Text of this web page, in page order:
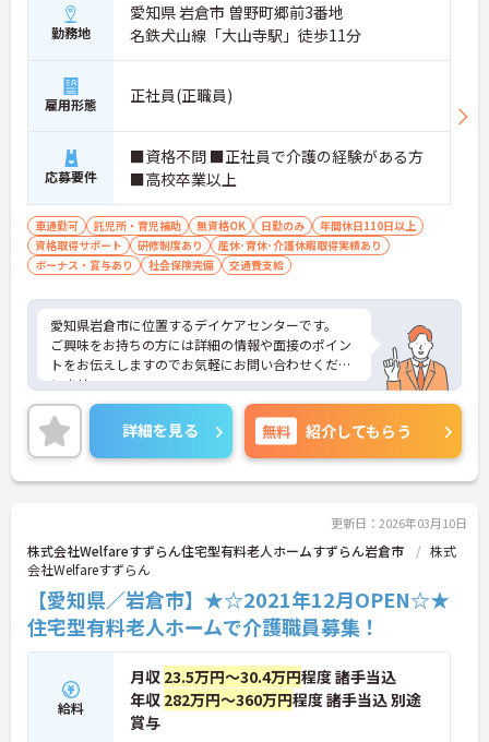
勤務地
愛知県 岩倉市 曽野町郷前3番地
名鉄犬山線「大山寺駅」徒歩11分
雇用形態 正社員(正職員)
応募要件
■資格不問 ■正社員で介護の経験がある方
■高校卒業以上
車通勤可 託児所・育児補助 無資格OK 日勤のみ
年間休日110日以上
資格取得サポート
研修制度あり
産休･育休･介護休暇取得実績あり
ボーナス・賞与あり
社会保険完備 交通費支給
愛知県岩倉市に位置するデイケアセンターです。
ご興味をお持ちの方には詳細の情報や面接のポイン
トをお伝えしますのでお気軽にお問い合わせくださ
いませ。
詳細を見る 無料 紹介してもらう
更新日：2026年03月10日
株式会社Welfareすずらん住宅型有料老人ホームすずらん岩倉市
株式
会社Welfareすずらん
【愛知県／岩倉市】★☆2021年12月OPEN☆★
住宅型有料老人ホームで介護職員募集！
給料
月収 23.5万円～30.4万円程度 諸手当込
年収 282万円～360万円程度 諸手当込 別途
賞与